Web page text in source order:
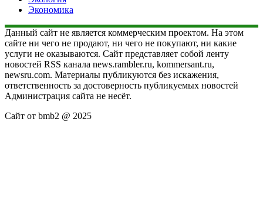
Экономика
Данный сайт не является коммерческим проектом. На этом
сайте ни чего не продают, ни чего не покупают, ни какие
услуги не оказываются. Сайт представляет собой ленту
новостей RSS канала news.rambler.ru, kommersant.ru,
newsru.com. Материалы публикуются без искажения,
ответственность за достоверность публикуемых новостей
Администрация сайта не несёт.
Сайт от bmb2 @ 2025